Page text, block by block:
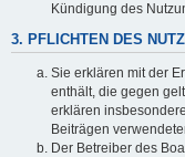
Kündigung des
3. PFLICHTEN DES
Sie erklären mit der
enthält, die gegen
erklären
Beiträgen
Der Betreiber des